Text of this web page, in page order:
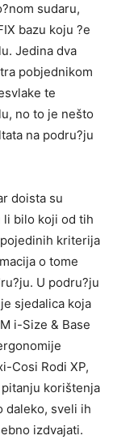
sudaru,
bazu koju ?e
Jedina dva
pobjednikom
te
no to je nešto
na podru?ju
doista su
li bilo koji od tih
kriterija
o tome
U podru?ju
sjedalica koja
i-Size & Base
Cosi Rodi XP,
korištenja
daleko, sveli ih
izdvajati.